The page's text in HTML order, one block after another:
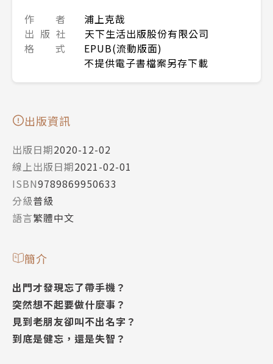
作 者
浦上克哉
出 版 社
天下生活出版股份有限公司
格 式
EPUB(流動版面)
不提供電子書檔案另存下載
出版資訊
出版日期2020-12-02
線上出版日期2021-02-01
ISBN9789869950633
分級普級
語言繁體中文
簡介
出門才發現忘了帶手機？
突然想不起要做什麼事？
見到老朋友卻叫不出名字？
到底是健忘，還是失智？